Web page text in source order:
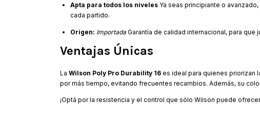
Apta para todos los niveles Ya seas principiante o
cada partido.
Origen: Importada Garantía de calidad internacional, para
Ventajas Únicas
La Wilson Poly Pro Durability 16 es ideal para quienes priorizan
por más tiempo, evitando frecuentes recambios. Además, su
¡Optá por la resistencia y el control que sólo Wilson puede